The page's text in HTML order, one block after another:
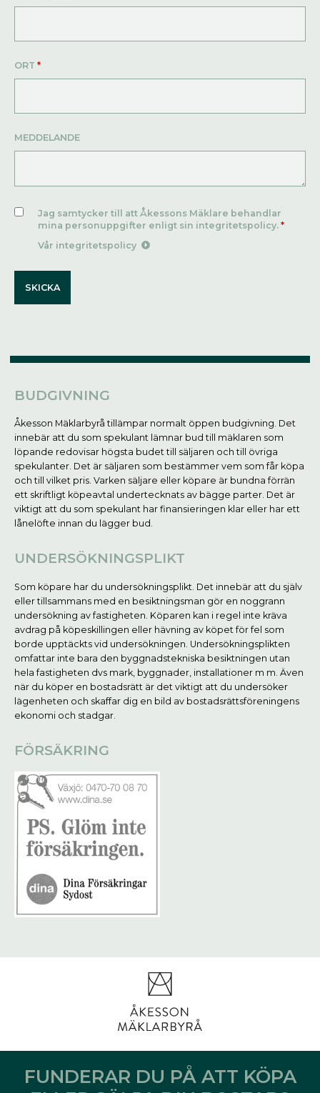
ORT *
MEDDELANDE
Jag samtycker till att Åkessons Mäklare behandlar
mina personuppgifter enligt sin integritetspolicy. *
Vår integritetspolicy
BUDGIVNING
Åkesson Mäklarbyrå tillämpar normalt öppen budgivning. Det
innebär att du som spekulant lämnar bud till mäklaren som
löpande redovisar högsta budet till säljaren och till övriga
spekulanter. Det är säljaren som bestämmer vem som får köpa
och till vilket pris. Varken säljare eller köpare är bundna förrän
ett skriftligt köpeavtal undertecknats av bägge parter. Det är
viktigt att du som spekulant har finansieringen klar eller har ett
lånelöfte innan du lägger bud.
UNDERSÖKNINGSPLIKT
Som köpare har du undersökningsplikt. Det innebär att du själv
eller tillsammans med en besiktningsman gör en noggrann
undersökning av fastigheten. Köparen kan i regel inte kräva
avdrag på köpeskillingen eller hävning av köpet för fel som
borde upptäckts vid undersökningen. Undersökningsplikten
omfattar inte bara den byggnadstekniska besiktningen utan
hela fastigheten dvs mark, byggnader, installationer m m. Även
när du köper en bostadsrätt är det viktigt att du undersöker
lägenheten och skaffar dig en bild av bostadsrättsföreningens
ekonomi och stadgar.
FÖRSÄKRING
FUNDERAR DU PÅ ATT KÖPA